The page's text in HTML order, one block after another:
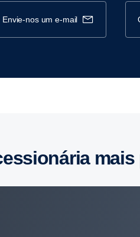
envie-nos um e-mail